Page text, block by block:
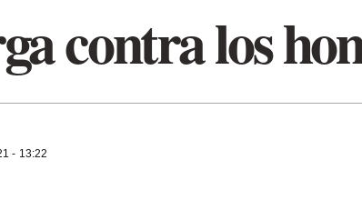
contra los
- 13:22